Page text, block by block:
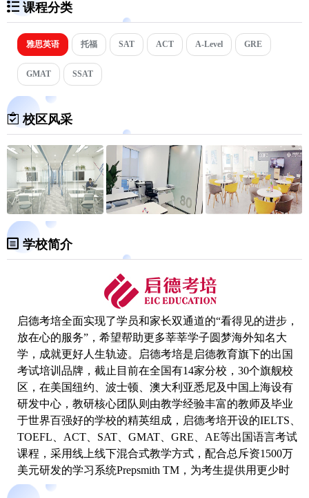
课程分类
雅思英语 托福 SAT ACT A-Level GRE
GMAT SSAT
校区风采
学校简介
启德考培全面实现了学员和家长双通道的“看得见的进步，
放在心的服务”，希望帮助更多莘莘学子圆梦海外知名大
学，成就更好人生轨迹。启德考培是启德教育旗下的出国
考试培训品牌，截止目前在全国有14家分校，30个旗舰校
区，在美国纽约、波士顿、澳大利亚悉尼及中国上海设有
研发中心，教研核心团队则由教学经验丰富的教师及毕业
于世界百强好的学校的精英组成，启德考培开设的IELTS、
TOEFL、ACT、SAT、 GMAT、GRE、AE等出国语言考试
课程，采用线上线下混合式教学方式，配合总斥资1500万
美元研发的学习系统Prepsmith TM，为考生提供用更少时
间，提高更多分数的学习课程。